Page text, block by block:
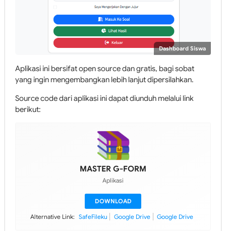
Dashboard Siswa
Aplikasi ini bersifat open source dan gratis, bagi sobat
yang ingin mengembangkan lebih lanjut dipersilahkan.
Source code dari aplikasi ini dapat diunduh melalui link
berikut:
MASTER G-FORM
Aplikasi
DOWNLOAD
SafeFileku Google Drive Google Drive